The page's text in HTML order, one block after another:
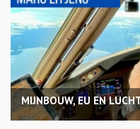
MIJNBOUW, EU EN